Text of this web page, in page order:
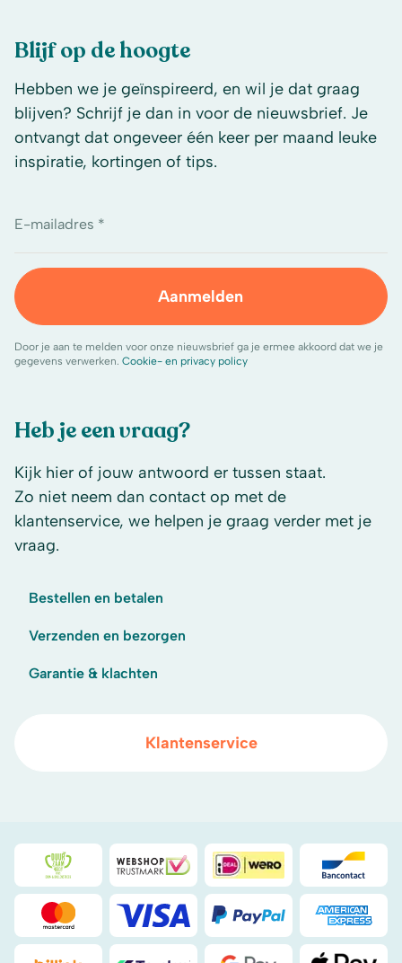
Heb je een vraag?
Kijk hier of jouw antwoord er tussen staat.
Zo niet neem dan contact op met de
klantenservice, we helpen je graag verder met je
vraag.
Bestellen en betalen
Verzenden en bezorgen
Garantie & klachten
Klantenservice
Blijf op de hoogte
Hebben we je geïnspireerd, en wil je dat graag
blijven? Schrijf je dan in voor de nieuwsbrief. Je
ontvangt dat ongeveer één keer per maand leuke
inspiratie, kortingen of tips.
E-mailadres *
Aanmelden
Door je aan te melden voor onze nieuwsbrief ga je ermee akkoord dat we je
gegevens verwerken. Cookie- en privacy policy
Duurzaamheidsprijs duin- & bollenstreek
WebwinkelKeuriDeal
Mastercard Visa PayPal